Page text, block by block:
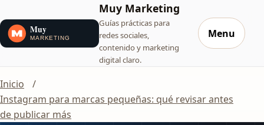
Muy Marketing
Guías prácticas para
redes sociales,
contenido y marketing
digital claro.
Menu
Inicio
Instagram para marcas pequeñas: qué revisar antes
de publicar más